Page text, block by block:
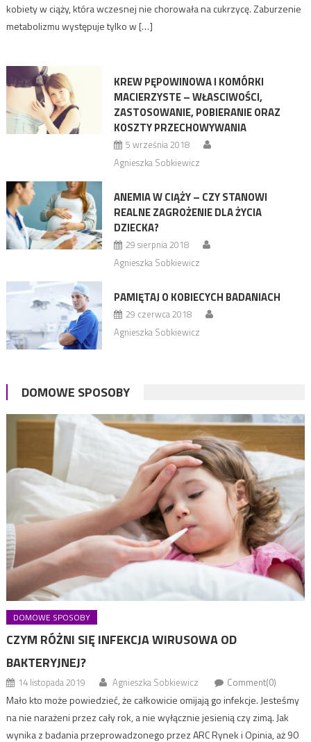
kobiety w ciąży, która wczesnej nie chorowała na cukrzycę. Zaburzenie
metabolizmu występuje tylko w […]
KREW PĘPOWINOWA I KOMÓRKI
MACIERZYSTE – WŁASCIWOŚCI,
ZASTOSOWANIE, POBIERANIE ORAZ
KOSZTY PRZECHOWYWANIA
5 września 2018
Agnieszka Sobkiewicz
ANEMIA W CIĄŻY – CZY STANOWI
REALNE ZAGROŻENIE DLA ŻYCIA
DZIECKA?
29 sierpnia 2018
Agnieszka Sobkiewicz
PAMIĘTAJ O KOBIECYCH BADANIACH
29 czerwca 2018
Agnieszka Sobkiewicz
DOMOWE SPOSOBY
DOMOWE SPOSOBY
CZYM RÓŻNI SIĘ INFEKCJA WIRUSOWA OD
BAKTERYJNEJ?
14 listopada 2019 Agnieszka Sobkiewicz Comment(0)
Mało kto może powiedzieć, że całkowicie omijają go infekcje. Jesteśmy
na nie narażeni przez cały rok, a nie wyłącznie jesienią czy zimą. Jak
wynika z badania przeprowadzonego przez ARC Rynek i Opinia, aż 90